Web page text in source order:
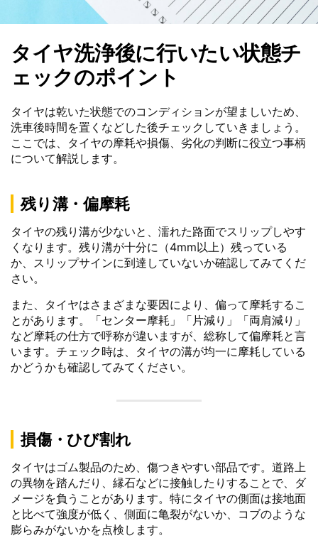
タイヤ洗浄後に行いたい状態チ
ェックのポイント
タイヤは乾いた状態でのコンディションが望ましいため、
洗車後時間を置くなどした後チェックしていきましょう。
ここでは、タイヤの摩耗や損傷、劣化の判断に役立つ事柄
について解説します。
残り溝・偏摩耗
タイヤの残り溝が少ないと、濡れた路面でスリップしやす
くなります。残り溝が十分に（4mm以上）残っている
か、スリップサインに到達していないか確認してみてくだ
さい。
また、タイヤはさまざまな要因により、偏って摩耗するこ
とがあります。「センター摩耗」「片減り」「両肩減り」
など摩耗の仕方で呼称が違いますが、総称して偏摩耗と言
います。チェック時は、タイヤの溝が均一に摩耗している
かどうかも確認してみてください。
損傷・ひび割れ
タイヤはゴム製品のため、傷つきやすい部品です。道路上
の異物を踏んだり、縁石などに接触したりすることで、ダ
メージを負うことがあります。特にタイヤの側面は接地面
と比べて強度が低く、側面に亀裂がないか、コブのような
膨らみがないかを点検します。